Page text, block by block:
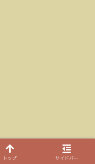
トップ サイドバー